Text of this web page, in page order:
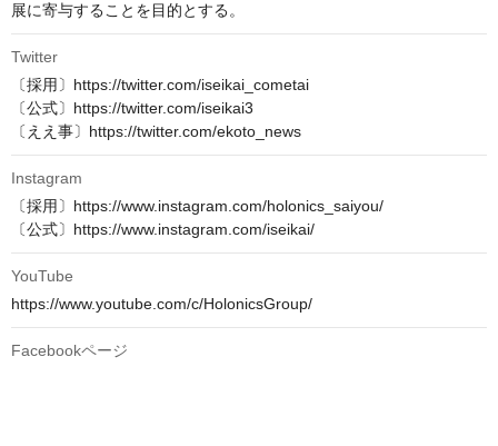
展に寄与することを目的とする。
Twitter
〔採用〕https://twitter.com/iseikai_cometai
〔公式〕https://twitter.com/iseikai3
〔ええ事〕https://twitter.com/ekoto_news
Instagram
〔採用〕https://www.instagram.com/holonics_saiyou/
〔公式〕https://www.instagram.com/iseikai/
YouTube
https://www.youtube.com/c/HolonicsGroup/
Facebookページ